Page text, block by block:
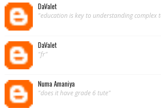
DaValet
"education is key to understanding complex
DaValet
"fr"
Numa Amaniya
"does it have grade 6 tute"